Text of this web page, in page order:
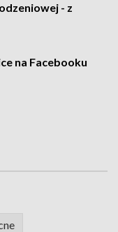
- z
na Facebooku